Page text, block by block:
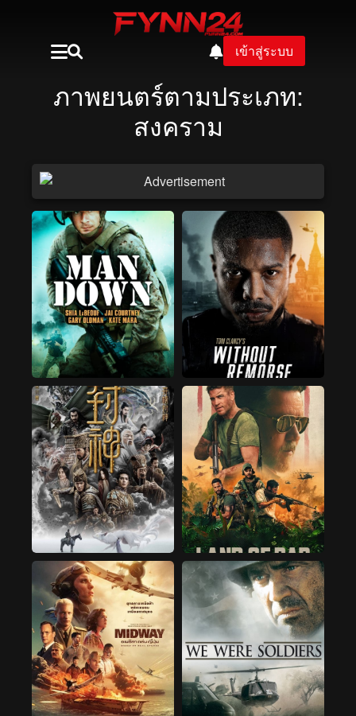
เข้าสู่ระบบ
ภาพยนตร์ตามประเภท:
สงคราม